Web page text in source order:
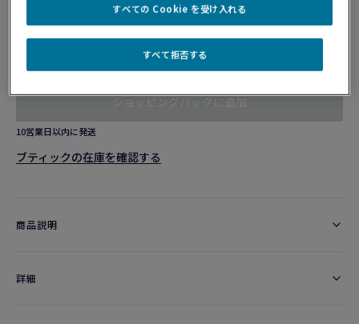
カスタマイズ
ショッピングバッグに追加
10営業日以内に発送
ブティックの在庫を確認する​
商品説明
詳細​
すべて拒否する
すべての Cookie を受け入れる